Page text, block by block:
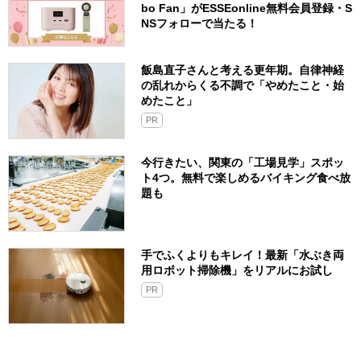
bo Fan」がESSEonline無料会員登録・S
NSフォローで当たる！
飯島直子さんと考える更年期。自律神経
の乱れからくる不調で「やめたこと・始
めたこと」
PR
今行きたい、関東の「工場見学」スポッ
ト4つ。無料で楽しめるバイキング食べ放
題も
手でふくよりもキレイ！最新「水ぶき両
用ロボット掃除機」をリアルにお試し
PR